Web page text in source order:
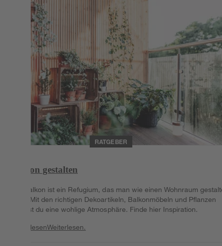
RATGEBER
Balkon gestalten
Der Balkon ist ein Refugium, das man wie einen Wohnraum
kann. Mit den richtigen Dekoartikeln, Balkonmöbeln und Pflanzen
kreierst du eine wohlige Atmosphäre. Finde hier Inspiration.
WeiterlesenWeiterlesen.